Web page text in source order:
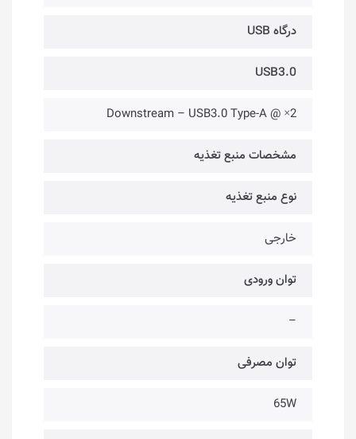
درگاه USB
USB3.0
2× @ Downstream – USB3.0 Type-A
مشخصات منبع تغذیه
نوع منبع تغذیه
خارجی
توان ورودی
–
توان مصرفی
65W